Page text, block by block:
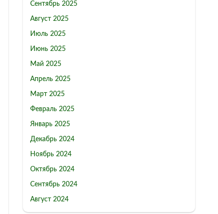
Сентябрь 2025
Август 2025
Июль 2025
Июнь 2025
Май 2025
Апрель 2025
Март 2025
Февраль 2025
Январь 2025
Декабрь 2024
Ноябрь 2024
Октябрь 2024
Сентябрь 2024
Август 2024